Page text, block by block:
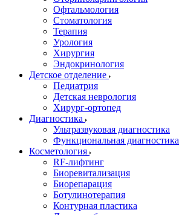
Офтальмология
Стоматология
Терапия
Урология
Хирургия
Эндокринология
Детское отделение
Педиатрия
Детская неврология
Хирург-ортопед
Диагностика
Ультразвуковая диагностика
Функциональная диагностика
Косметология
RF-лифтинг
Биоревитализация
Биорепарация
Ботулинотерапия
Контурная пластика